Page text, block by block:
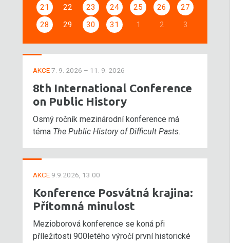
21
22 23 24 25 26
27
28
29 30 31 1 2 3
AKCE7. 9. 2026 – 11. 9. 2026
8th International Conference
on Public History
Osmý ročník mezinárodní konference má
téma The Public History of Difficult Pasts.
AKCE 9.9.2026, 13:00
Konference Posvátná krajina:
Přítomná minulost
Mezioborová konference se koná při
příležitosti 900letého výročí první historické